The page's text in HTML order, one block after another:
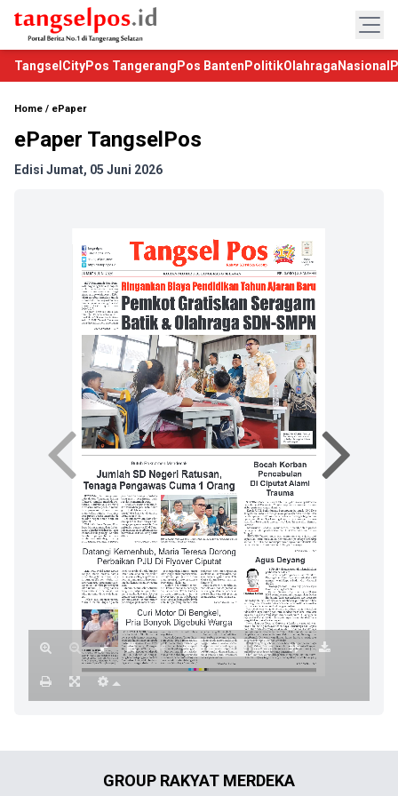
TangselCityPos Tangerang Pos Banten PolitikOlahraga Nasional
Home / ePaper
ePaper TangselPos
Edisi Jumat, 05 Juni 2026
GROUP RAKYAT MERDEKA